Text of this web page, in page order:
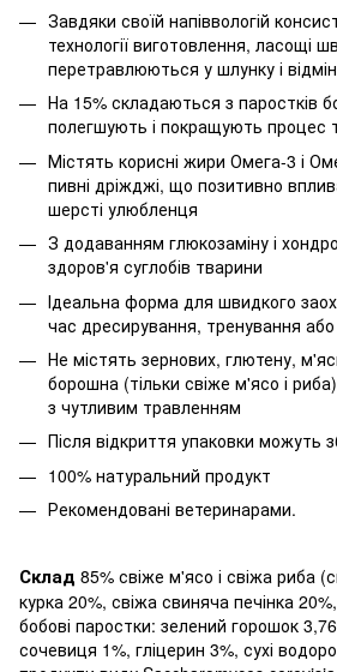
Завдяки своїй напіввологій
технології виготовлення, ласощі
перетравлюються у шлунку і
На 15% складаються з паростків
полегшують і покращують процес
Містять корисні жири Омега-3 і
пивні дріжджі, що позитивно
шерсті улюбленця
З додаванням глюкозаміну і
здоров'я суглобів тварини
Ідеальна форма для швидкого
час дресирування, тренування
Не містять зернових, глютену,
борошна (тільки свіже м'ясо і
з чутливим травленням
Після відкриття упаковки можуть
100% натуральний продукт
Рекомендовані ветеринарами.
Склад 85% свіже м'ясо і свіжа риба
курка 20%, свіжа свиняча печінка
бобові паростки: зелений горошок
сочевиця 1%, гліцерин 3%, сухі